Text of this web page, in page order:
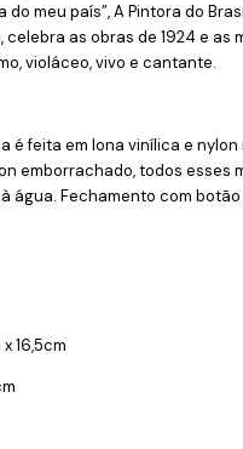
do meu país”, A Pintora do
celebra as obras de 1924 e as
violáceo, vivo e cantante.
é feita em lona vinílica e
emborrachado, todos esses
água. Fechamento com botão
x 16,5cm